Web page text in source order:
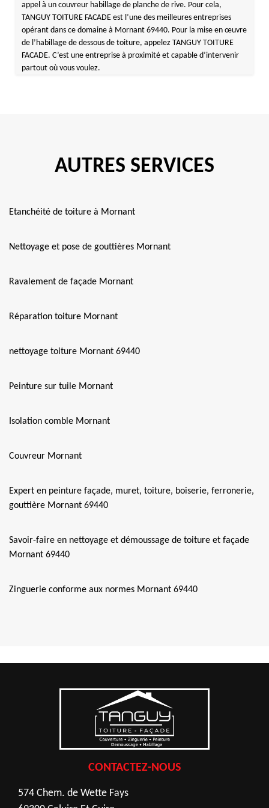
appel à un couvreur habillage de planche de rive. Pour cela,
TANGUY TOITURE FACADE est l’une des meilleures entreprises
opérant dans ce domaine à Mornant 69440. Pour la mise en œuvre
de l’habillage de dessous de toiture, appelez TANGUY TOITURE
FACADE. C’est une entreprise à proximité et capable d’intervenir
partout où vous voulez.
AUTRES SERVICES
Etanchéité de toiture à Mornant
Nettoyage et pose de gouttières Mornant
Ravalement de façade Mornant
Réparation toiture Mornant
nettoyage toiture Mornant 69440
Peinture sur tuile Mornant
Isolation comble Mornant
Couvreur Mornant
Expert en peinture façade, muret, toiture, boiserie, ferronerie,
gouttière Mornant 69440
Savoir-faire en nettoyage et démoussage de toiture et façade
Mornant 69440
Zinguerie conforme aux normes Mornant 69440
CONTACTEZ-NOUS
574 Chem. de Wette Fays